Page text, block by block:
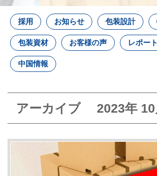
採用 お知らせ 包装設計
包装資材 お客様の声 レポート
中国情報
アーカイブ 2023年 10